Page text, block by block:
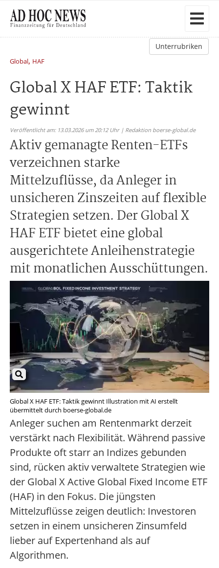
Unterrubriken
Global, HAF
Global X HAF ETF: Taktik
gewinnt
Veröffentlicht am: 13.03.2026 um 20:12 Uhr | Redaktion boerse-global.de
Aktiv gemanagte Renten-ETFs
verzeichnen starke
Mittelzuflüsse, da Anleger in
unsicheren Zinszeiten auf flexible
Strategien setzen. Der Global X
HAF ETF bietet eine global
ausgerichtete Anleihenstrategie
mit monatlichen Ausschüttungen.
Global X HAF ETF: Taktik gewinnt Illustration mit AI erstellt
übermittelt durch boerse-global.de
Anleger suchen am Rentenmarkt derzeit
verstärkt nach Flexibilität. Während passive
Produkte oft starr an Indizes gebunden
sind, rücken aktiv verwaltete Strategien wie
der Global X Active Global Fixed Income ETF
(HAF) in den Fokus. Die jüngsten
Mittelzuflüsse zeigen deutlich: Investoren
setzen in einem unsicheren Zinsumfeld
lieber auf Expertenhand als auf
Algorithmen.